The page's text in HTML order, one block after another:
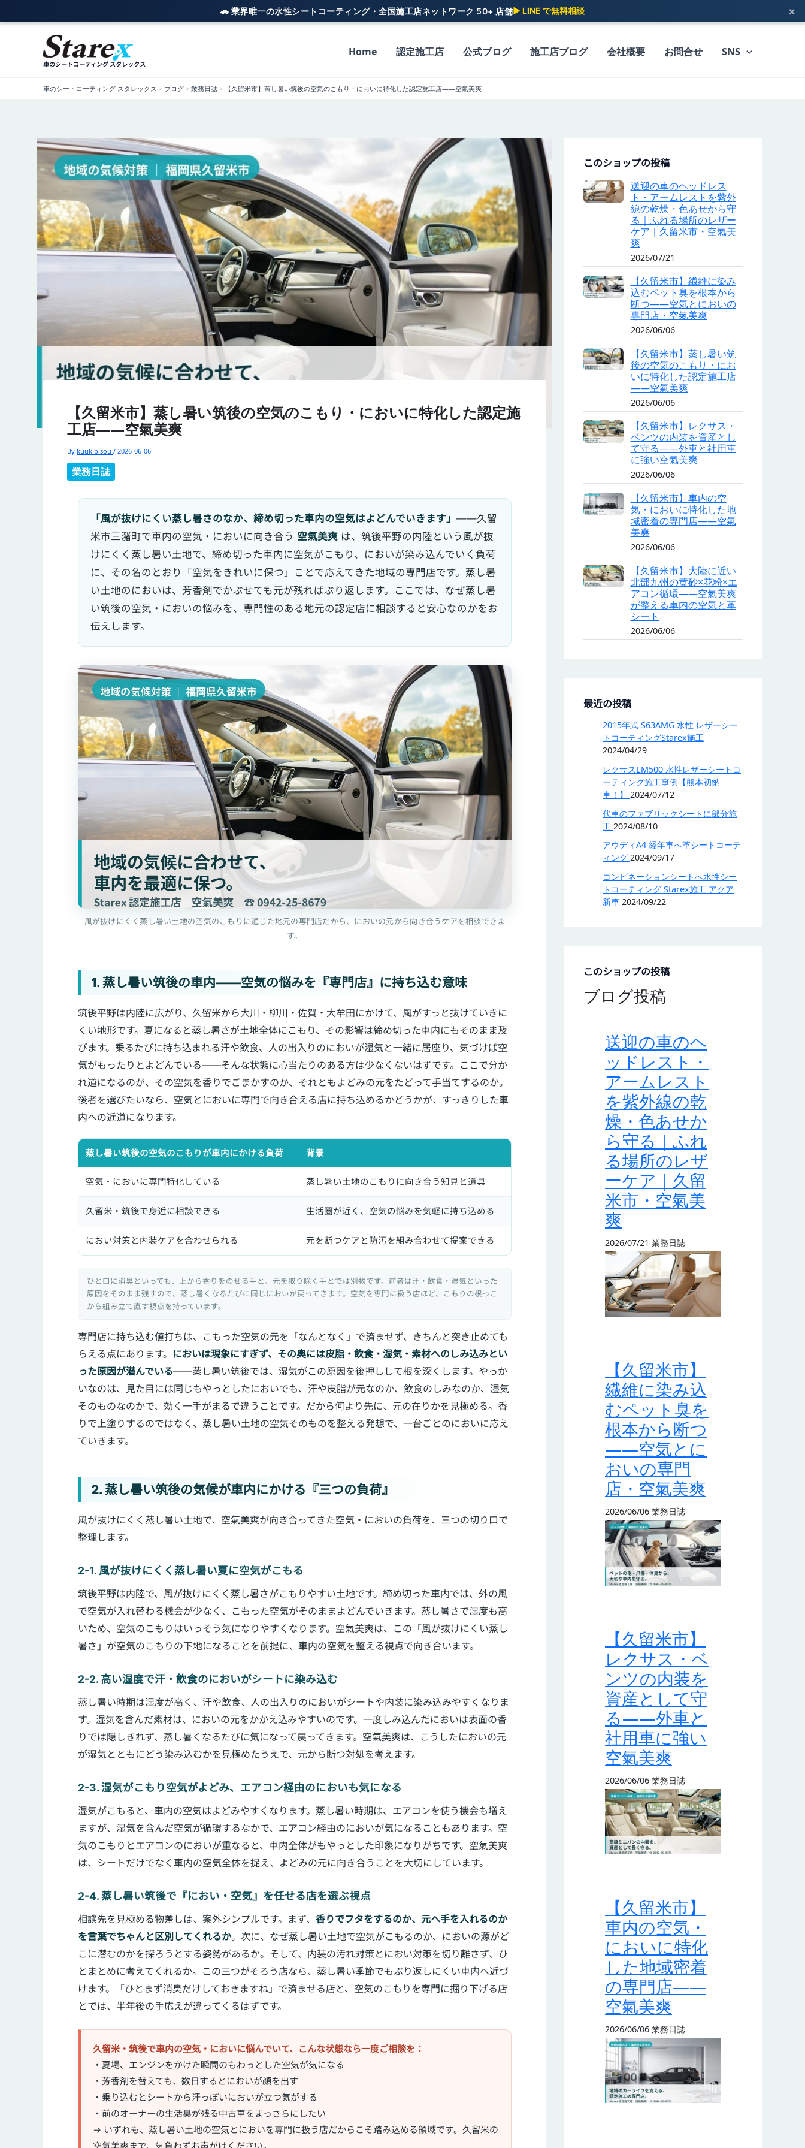
🚗 業界唯一の水性シートコーティング・全国施工店ネットワーク 50+ 店舗▶ LINE で無料相談 ×
車のシートコーティング スタレックス
Home 認定施工店 公式ブログ 施工店ブログ 会社概要 お問合せ SNS
車のシートコーティング スタレックス > ブログ > 業務日誌 > 【久留米市】蒸し暑い筑後の空気のこもり・においに特化した認定施工店——空氣美爽
【久留米市】蒸し暑い筑後の空気のこもり・においに特化した認定施
工店——空氣美爽
By kuukibisou / 2026-06-06
業務日誌
「風が抜けにくい蒸し暑さのなか、締め切った車内の空気はよどんでいきます」 ——久留
米市三潴町で車内の空気・においに向き合う 空氣美爽 は、筑後平野の内陸という風が抜
けにくく蒸し暑い土地で、締め切った車内に空気がこもり、においが染み込んでいく負荷
に、その名のとおり「空気をきれいに保つ」ことで応えてきた地域の専門店です。蒸し暑
い土地のにおいは、芳香剤でかぶせても元が残ればぶり返します。ここでは、なぜ蒸し暑
い筑後の空気・においの悩みを、専門性のある地元の認定店に相談すると安心なのかをお
伝えします。
風が抜けにくく蒸し暑い土地の空気のこもりに通じた地元の専門店だから、においの元から向き合うケアを相談できま
す。
1. 蒸し暑い筑後の車内——空気の悩みを『専門店』に持ち込む意味
筑後平野は内陸に広がり、久留米から大川・柳川・佐賀・大牟田にかけて、風がすっと抜けていきに
くい地形です。夏になると蒸し暑さが土地全体にこもり、その影響は締め切った車内にもそのまま及
びます。乗るたびに持ち込まれる汗や飲食、人の出入りのにおいが湿気と一緒に居座り、気づけば空
気がもったりとよどんでいる——そんな状態に心当たりのある方は少なくないはずです。ここで分か
れ道になるのが、その空気を香りでごまかすのか、それともよどみの元をたどって手当てするのか。
後者を選びたいなら、空気とにおいに専門で向き合える店に持ち込めるかどうかが、すっきりした車
内への近道になります。
蒸し暑い筑後の空気のこもりが車内にかける負荷 背景
空気・においに専門特化している 蒸し暑い土地のこもりに向き合う知見と道具
久留米・筑後で身近に相談できる 生活圏が近く、空気の悩みを気軽に持ち込める
におい対策と内装ケアを合わせられる 元を断つケアと防汚を組み合わせて提案できる
ひと口に消臭といっても、上から香りをのせる手と、元を取り除く手とでは別物です。前者は汗・飲食・湿気といった
原因をそのまま残すので、蒸し暑くなるたびに同じにおいが戻ってきます。空気を専門に扱う店ほど、こもりの根っこ
から組み立て直す視点を持っています。
専門店に持ち込む値打ちは、こもった空気の元を「なんとなく」で済ませず、きちんと突き止めても
らえる点にあります。 においは現象にすぎず、その奥には皮脂・飲食・湿気・素材へのしみ込みとい
った原因が潜んでいる——蒸し暑い筑後では、湿気がこの原因を後押しして根を深くします。やっか
いなのは、見た目には同じもやっとしたにおいでも、汗や皮脂が元なのか、飲食のしみなのか、湿気
そのものなのかで、効く一手がまるで違うことです。だから何より先に、元の在りかを見極める。香
りで上塗りするのではなく、蒸し暑い土地の空気そのものを整える発想で、一台ごとのにおいに応え
ていきます。
2. 蒸し暑い筑後の気候が車内にかける『三つの負荷』
風が抜けにくく蒸し暑い土地で、空氣美爽が向き合ってきた空気・においの負荷を、三つの切り口で
整理します。
2-1. 風が抜けにくく蒸し暑い夏に空気がこもる
筑後平野は内陸で、風が抜けにくく蒸し暑さがこもりやすい土地です。締め切った車内では、外の風
で空気が入れ替わる機会が少なく、こもった空気がそのままよどんでいきます。蒸し暑さで湿度も高
いため、空気のこもりはいっそう気になりやすくなります。空氣美爽は、この「風が抜けにくい蒸し
暑さ」が空気のこもりの下地になることを前提に、車内の空気を整える視点で向き合います。
2-2. 高い湿度で汗・飲食のにおいがシートに染み込む
蒸し暑い時期は湿度が高く、汗や飲食、人の出入りのにおいがシートや内装に染み込みやすくなりま
す。湿気を含んだ素材は、においの元をかかえ込みやすいのです。一度しみ込んだにおいは表面の香
りでは隠しきれず、蒸し暑くなるたびに気になって戻ってきます。空氣美爽は、こうしたにおいの元
が湿気とともにどう染み込むかを見極めたうえで、元から断つ対処を考えます。
2-3. 湿気がこもり空気がよどみ、エアコン経由のにおいも気になる
湿気がこもると、車内の空気はよどみやすくなります。蒸し暑い時期は、エアコンを使う機会も増え
ますが、湿気を含んだ空気が循環するなかで、エアコン経由のにおいが気になることもあります。空
気のこもりとエアコンのにおいが重なると、車内全体がもやっとした印象になりがちです。空氣美爽
は、シートだけでなく車内の空気全体を捉え、よどみの元に向き合うことを大切にしています。
2-4. 蒸し暑い筑後で『におい・空気』を任せる店を選ぶ視点
相談先を見極める物差しは、案外シンプルです。まず、 香りでフタをするのか、元へ手を入れるのか
を言葉でちゃんと区別してくれるか。次に、なぜ蒸し暑い土地で空気がこもるのか、においの源がど
こに潜むのかを探ろうとする姿勢があるか。そして、内装の汚れ対策とにおい対策を切り離さず、ひ
とまとめに考えてくれるか。この三つがそろう店なら、蒸し暑い季節でもぶり返しにくい車内へ近づ
けます。「ひとまず消臭だけしておきますね」で済ませる店と、空気のこもりを専門に掘り下げる店
とでは、半年後の手応えが違ってくるはずです。
久留米・筑後で車内の空気・においに悩んでいて、こんな状態なら一度ご相談を：
・夏場、エンジンをかけた瞬間のもわっとした空気が気になる
・芳香剤を替えても、数日するとにおいが顔を出す
・乗り込むとシートから汗っぽいにおいが立つ気がする
・前のオーナーの生活臭が残る中古車をまっさらにしたい
→ いずれも、蒸し暑い土地の空気とにおいを専門に扱う店だからこそ踏み込める領域です。久留米の
このショップの投稿
送迎の車のヘッドレス
ト・アームレストを紫外
線の乾燥・色あせから守
る｜ふれる場所のレザー
ケア｜久留米市・空氣美
爽
2026/07/21
【久留米市】繊維に染み
込むペット臭を根本から
断つ——空気とにおいの
専門店・空氣美爽
2026/06/06
【久留米市】蒸し暑い筑
後の空気のこもり・にお
いに特化した認定施工店
——空氣美爽
2026/06/06
【久留米市】レクサス・
ベンツの内装を資産とし
て守る——外車と社用車
に強い空氣美爽
2026/06/06
【久留米市】車内の空
気・においに特化した地
域密着の専門店——空氣
美爽
2026/06/06
【久留米市】大陸に近い
北部九州の黄砂×花粉×エ
アコン循環——空氣美爽
が整える車内の空気と革
シート
2026/06/06
最近の投稿
2015年式 S63AMG 水性 レザーシー
トコーティングStarex施工
2024/04/29
レクサスLM500 水性レザーシートコ
ーティング施工事例【熊本初納
車！】 2024/07/12
代車のファブリックシートに部分施
工 2024/08/10
アウディA4 経年車へ革シートコーテ
ィング 2024/09/17
コンビネーションシートへ水性シー
トコーティング Starex施工 アクア
新車 2024/09/22
このショップの投稿
ブログ投稿
送迎の車のヘ
ッドレスト・
アームレスト
を紫外線の乾
燥・色あせか
ら守る｜ふれ
る場所のレザ
ーケア｜久留
米市・空氣美
爽
2026/07/21 業務日誌
【久留米市】
繊維に染み込
むペット臭を
根本から断つ
——空気とに
おいの専門
店・空氣美爽
2026/06/06 業務日誌
【久留米市】
レクサス・ベ
ンツの内装を
資産として守
る——外車と
社用車に強い
空氣美爽
2026/06/06 業務日誌
【久留米市】
車内の空気・
においに特化
した地域密着
の専門店——
空氣美爽
2026/06/06 業務日誌